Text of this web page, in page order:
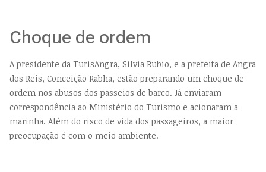
Choque de ordem
A presidente da TurisAngra, Silvia Rubio, e a prefeita de Angra
dos Reis, Conceição Rabha, estão preparando um choque de
ordem nos abusos dos passeios de barco. Já enviaram
correspondência ao Ministério do Turismo e acionaram a
marinha. Além do risco de vida dos passageiros, a maior
preocupação é com o meio ambiente.